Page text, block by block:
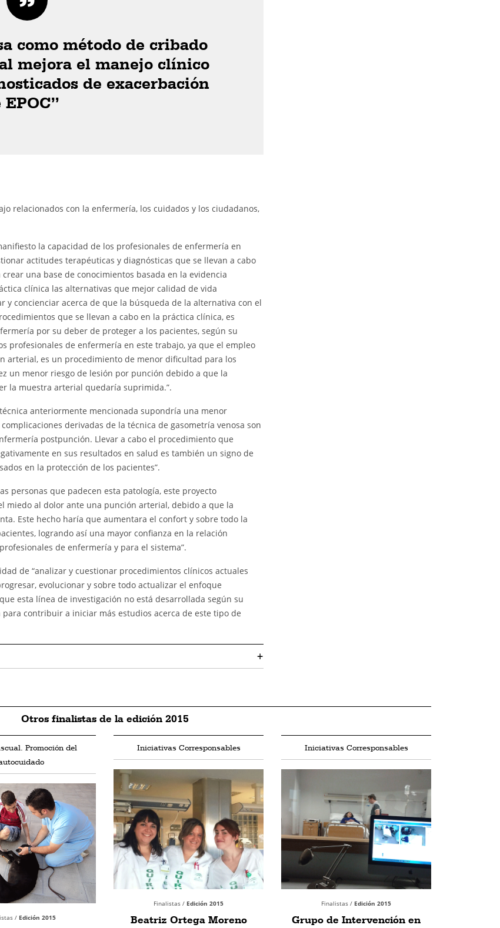
como método de cribado
mejora el manejo clínico
de exacerbación
EPOC”
relacionados con la enfermería, los cuidados y los ciudadanos,
la capacidad de los profesionales de enfermería en
actitudes terapéuticas y diagnósticas que se llevan a cabo
una base de conocimientos basada en la evidencia
clínica las alternativas que mejor calidad de vida
y concienciar acerca de que la búsqueda de la alternativa con el
que se llevan a cabo en la práctica clínica, es
por su deber de proteger a los pacientes, según su
profesionales de enfermería en este trabajo, ya que el empleo
arterial, es un procedimiento de menor dificultad para los
un menor riesgo de lesión por punción debido a que la
la muestra arterial quedaría suprimida.”.
anteriormente mencionada supondría una menor
derivadas de la técnica de gasometría venosa son
postpunción. Llevar a cabo el procedimiento que
en sus resultados en salud es también un signo de
en la protección de los pacientes”.
personas que padecen esta patología, este proyecto
al dolor ante una punción arterial, debido a que la
Este hecho haría que aumentara el confort y sobre todo la
logrando así una mayor confianza en la relación
de enfermería y para el sistema”.
de “analizar y cuestionar procedimientos clínicos actuales
evolucionar y sobre todo actualizar el enfoque
esta línea de investigación no está desarrollada según su
contribuir a iniciar más estudios acerca de este tipo de
+
Otros finalistas de la edición 2015
Promoción del
/ Edición 2015
Iniciativas Corresponsables
Finalistas / Edición 2015
Beatriz Ortega Moreno
Iniciativas Corresponsables
Finalistas / Edición 2015
Grupo de Intervención en